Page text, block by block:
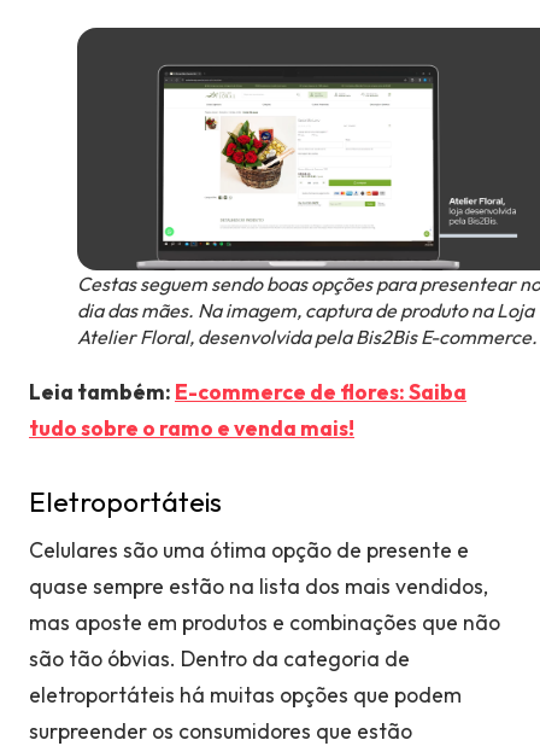
Cestas seguem sendo boas opções para presentear no
dia das mães. Na imagem, captura de produto na Loja
Atelier Floral, desenvolvida pela Bis2Bis E-commerce.
Leia também: E-commerce de flores: Saiba
tudo sobre o ramo e venda mais!
Eletroportáteis
Celulares são uma ótima opção de presente e
quase sempre estão na lista dos mais vendidos,
mas aposte em produtos e combinações que não
são tão óbvias. Dentro da categoria de
eletroportáteis há muitas opções que podem
surpreender os consumidores que estão